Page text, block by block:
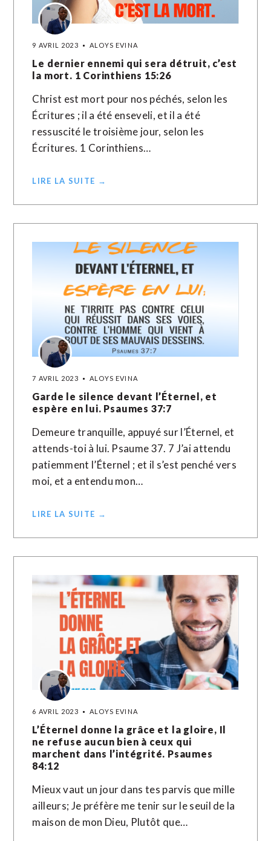
9 AVRIL 2023 ALOYS EVINA
Le dernier ennemi qui sera détruit, c’est
la mort. 1 Corinthiens 15:26
Christ est mort pour nos péchés, selon les
Écritures ; il a été enseveli, et il a été
ressuscité le troisième jour, selon les
Écritures. 1 Corinthiens…
LIRE LA SUITE →
7 AVRIL 2023 ALOYS EVINA
Garde le silence devant l’Éternel, et
espère en lui. Psaumes 37:7
Demeure tranquille, appuyé sur l’Éternel, et
attends-toi à lui. Psaume 37. 7 J’ai attendu
patiemment l’Éternel ; et il s’est penché vers
moi, et a entendu mon…
LIRE LA SUITE →
6 AVRIL 2023 ALOYS EVINA
L’Éternel donne la grâce et la gloire, Il
ne refuse aucun bien à ceux qui
marchent dans l’intégrité. Psaumes
84:12
Mieux vaut un jour dans tes parvis que mille
ailleurs; Je préfère me tenir sur le seuil de la
maison de mon Dieu, Plutôt que…